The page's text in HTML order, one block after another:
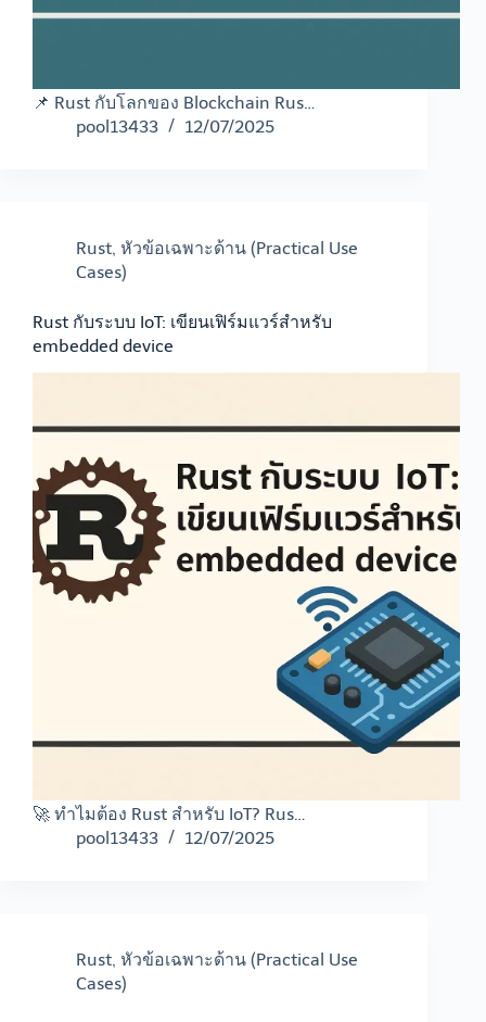
📌 Rust กับโลกของ Blockchain Rus…
pool13433
12/07/2025
Rust, หัวข้อเฉพาะด้าน (Practical Use
Cases)
Rust กับระบบ IoT: เขียนเฟิร์มแวร์สำหรับ
embedded device
🚀 ทำไมต้อง Rust สำหรับ IoT? Rus…
pool13433
12/07/2025
Rust, หัวข้อเฉพาะด้าน (Practical Use
Cases)